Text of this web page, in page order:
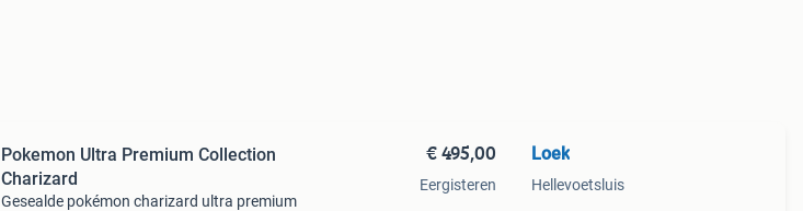
Pokemon Ultra Premium Collection
Charizard
Gesealde pokémon charizard ultra premium
€ 495,00
Eergisteren
Loek
Hellevoetsluis